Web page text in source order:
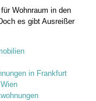
Wohnraum in den
es gibt Ausreißer
in Frankfurt